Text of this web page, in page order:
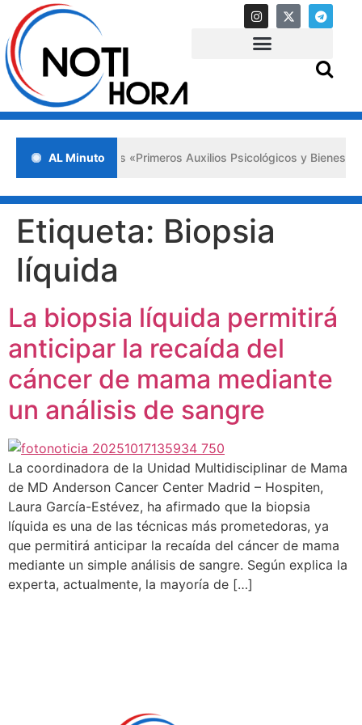
AL Minuto
en Lara impulsa los «Primeros Auxilios Psicológicos y
Etiqueta: Biopsia
líquida
La biopsia líquida permitirá
anticipar la recaída del
cáncer de mama mediante
un análisis de sangre
La coordinadora de la Unidad Multidisciplinar de Mama
de MD Anderson Cancer Center Madrid – Hospiten,
Laura García-Estévez, ha afirmado que la biopsia
líquida es una de las técnicas más prometedoras, ya
que permitirá anticipar la recaída del cáncer de mama
mediante un simple análisis de sangre. Según explica la
experta, actualmente, la mayoría de […]